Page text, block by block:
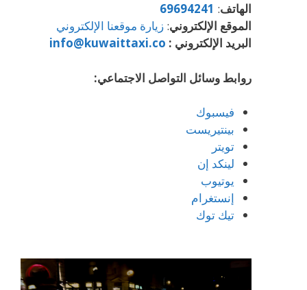
الهاتف:
69694241
الموقع الإلكتروني: زيارة موقعنا الإلكتروني
البريد الإلكتروني : info@kuwaittaxi.co
روابط وسائل التواصل الاجتماعي:
فيسبوك
بينتيريست
تويتر
لينكد إن
يوتيوب
إنستغرام
تيك توك